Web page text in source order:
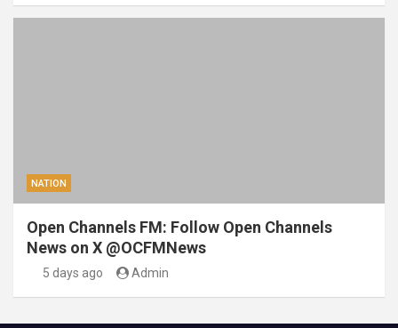
NATION
Open Channels FM: Follow Open Channels
News on X @OCFMNews
5 days ago Admin